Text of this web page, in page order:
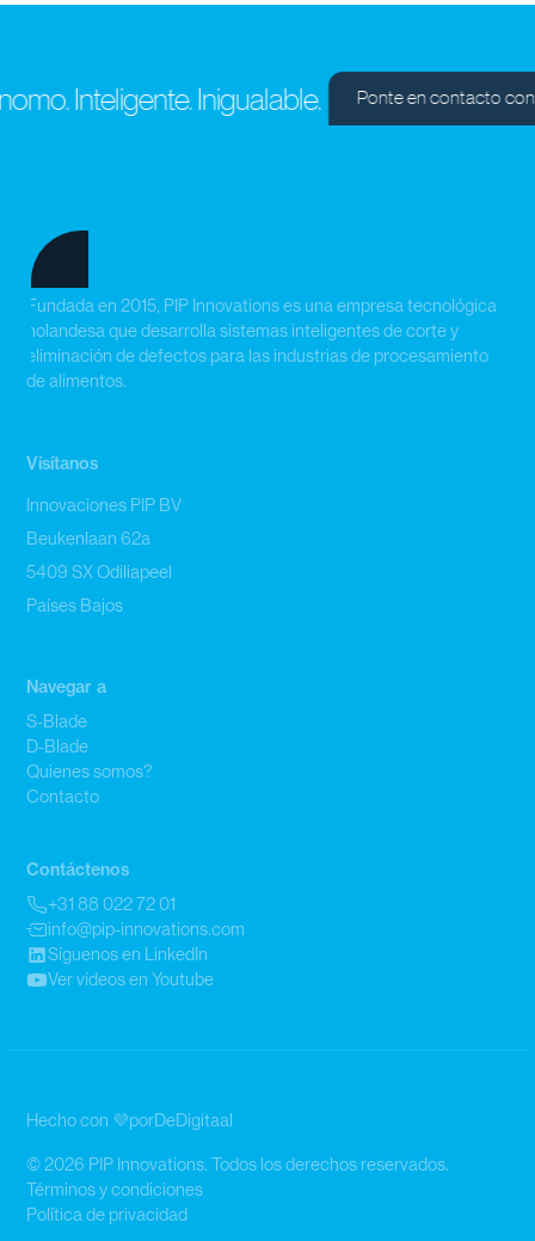
Inteligente. Inigualable. Ponte en contacto con
Fundada en 2015, PIP Innovations es una empresa tecnológica
holandesa que desarrolla sistemas inteligentes de corte y
eliminación de defectos para las industrias de procesamiento
de alimentos.
Visítanos
Innovaciones PIP BV
Beukenlaan 62a
5409 SX Odiliapeel
Países Bajos
Navegar a
S-Blade
D-Blade
Quienes somos?
Contacto
Contáctenos
+31 88 022 72 01
info@pip-innovations.com
Síguenos en LinkedIn
Ver vídeos en Youtube
© 2026 PIP Innovations. Todos los derechos reservados.
Términos y condiciones
Política de privacidad
Hecho con 💜porDeDigitaal